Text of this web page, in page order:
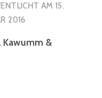
AM15.
2016
Kawumm &